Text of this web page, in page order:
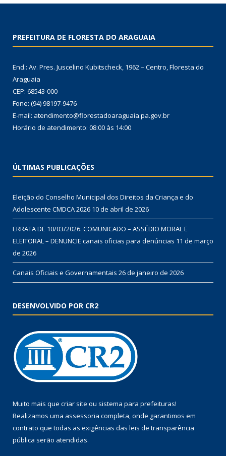
PREFEITURA DE FLORESTA DO ARAGUAIA
End.: Av. Pres. Juscelino Kubitscheck, 1962 – Centro, Floresta do
Araguaia
CEP: 68543-000
Fone: (94) 98197-9476
E-mail: atendimento@florestadoaraguaia.pa.gov.br
Horário de atendimento: 08:00 às 14:00
ÚLTIMAS PUBLICAÇÕES
Eleição do Conselho Municipal dos Direitos da Criança e do
Adolescente CMDCA 2026 10 de abril de 2026
ERRATA DE 10/03/2026. COMUNICADO – ASSÉDIO MORAL E
ELEITORAL – DENUNCIE canais oficias para denúncias 11 de março
de 2026
Canais Oficiais e Governamentais 26 de janeiro de 2026
DESENVOLVIDO POR CR2
Muito mais que criar site ou sistema para prefeituras!
Realizamos uma assessoria completa, onde garantimos em
contrato que todas as exigências das leis de transparência
pública serão atendidas.